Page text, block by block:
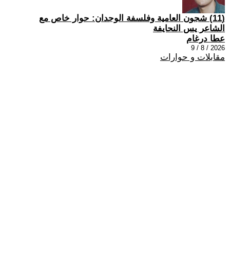
(11) شجون العامية وفلسفة الوجدان: حوار خاص مع
الشاعر يس النحايفة
عطا درغام
2026 / 8 / 9
مقابلات و حوارات